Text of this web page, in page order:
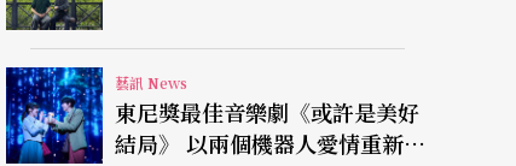
藝訊 News
東尼獎最佳音樂劇《或許是美好
結局》 以兩個機器人愛情重新凝